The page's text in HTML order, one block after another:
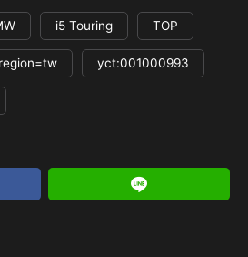
i5 Touring TOP
yct:001000993